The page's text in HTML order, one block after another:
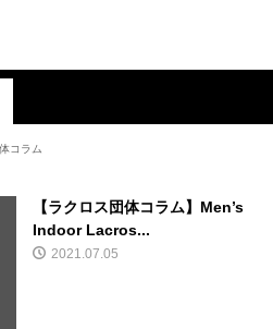
コラム
【ラクロス団体コラム】Men’s
Indoor Lacros...
2021.07.05